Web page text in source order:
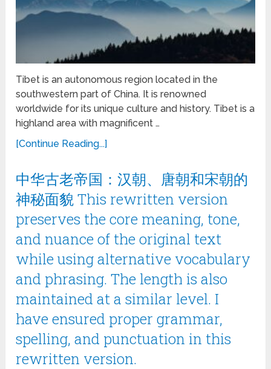
Tibet is an autonomous region located in the
southwestern part of China. It is renowned
worldwide for its unique culture and history. Tibet is a
highland area with magnificent …
[Continue Reading...]
中华古老帝国：汉朝、唐朝和宋朝的
神秘面貌 This rewritten version
preserves the core meaning, tone,
and nuance of the original text
while using alternative vocabulary
and phrasing. The length is also
maintained at a similar level. I
have ensured proper grammar,
spelling, and punctuation in this
rewritten version.